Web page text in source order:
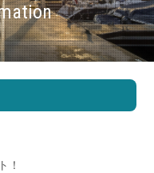
ボート販売
！